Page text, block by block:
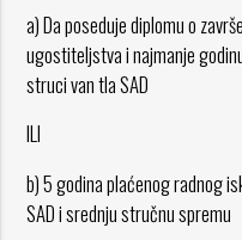
a) Da poseduje diplomu o
ugostiteljstva i najmanje
struci van tla SAD
ILI
b) 5 godina plaćenog radnog
SAD i srednju stručnu spremu